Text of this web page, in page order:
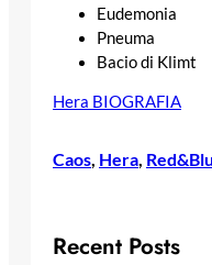
Eudemonia
Pneuma
Bacio di Klimt
Hera BIOGRAFIA
Caos, Hera,
Recent Posts